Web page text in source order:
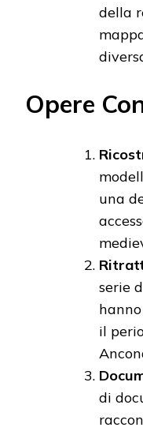
della
Opere
una
serie
il
di